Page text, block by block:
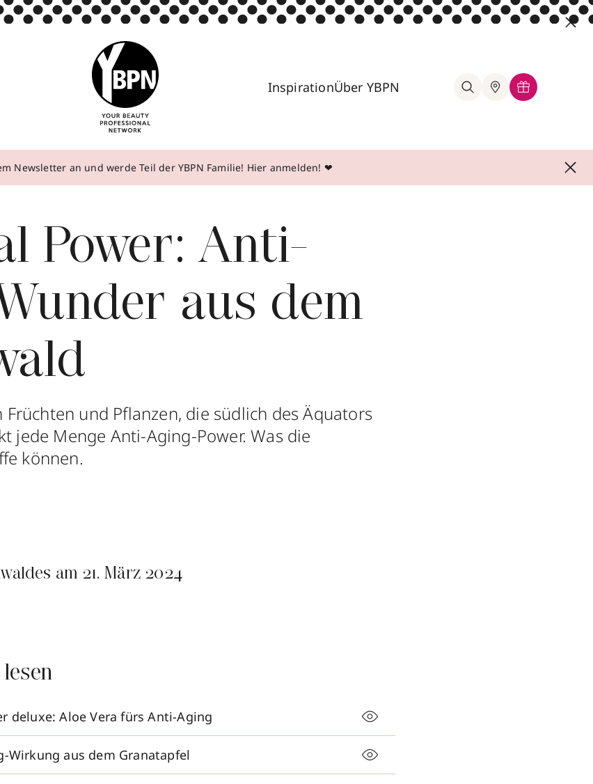
InspirationÜber YBPN
Newsletter an und werde Teil der YBPN Familie! Hier anmelden! ❤
Power: Anti-
aus dem
Früchten und Pflanzen, die südlich des Äquators
jede Menge Anti-Aging-Power. Was die
können.
am 21. März 2024
deluxe: Aloe Vera fürs Anti-Aging
Wirkung aus dem Granatapfel